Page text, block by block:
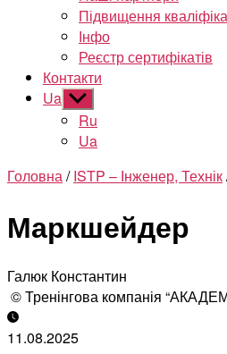
Підвищення
Інфо
Реєстр сертифікатів
Контакти
Ua Показати
підменю
Ru
Ua
Головна/ISTP – Інженер, Технік
Маркшейдер
Галюк Константин
© Тренінгова компанія
11.08.2025